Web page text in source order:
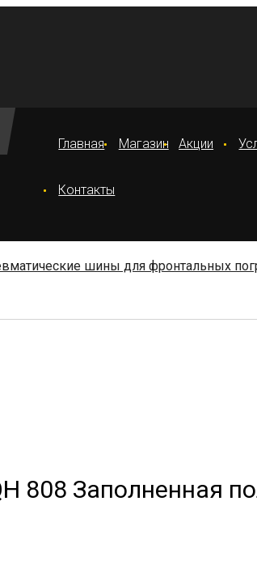
Главная Магазин Акции
Контакты
шины для фронтальных
808 Заполненная